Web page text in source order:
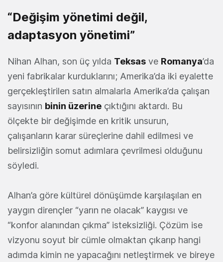
“Değişim yönetimi değil,
adaptasyon yönetimi”
Nihan Alhan, son üç yılda Teksas ve Romanya’da
yeni fabrikalar kurduklarını; Amerika’da iki eyalette
gerçekleştirilen satın almalarla Amerika’da çalışan
sayısının binin üzerine çıktığını aktardı. Bu
ölçekte bir değişimde en kritik unsurun,
çalışanların karar süreçlerine dahil edilmesi ve
belirsizliğin somut adımlara çevrilmesi olduğunu
söyledi.
Alhan’a göre kültürel dönüşümde karşılaşılan en
yaygın dirençler “yarın ne olacak” kaygısı ve
“konfor alanından çıkma” isteksizliği. Çözüm ise
vizyonu soyut bir cümle olmaktan çıkarıp hangi
adımda kimin ne yapacağını netleştirmek ve bireye